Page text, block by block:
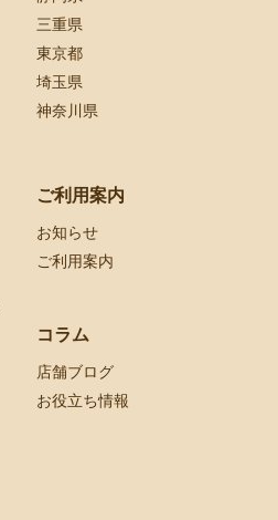
三重県
東京都
埼玉県
神奈川県
ご利用案内
お知らせ
ご利用案内
コラム
店舗ブログ
お役立ち情報